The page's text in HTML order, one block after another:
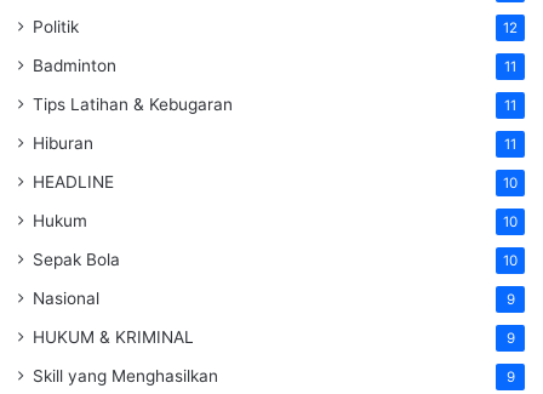
Politik 12
Badminton 11
Tips Latihan & Kebugaran 11
Hiburan 11
HEADLINE 10
Hukum 10
Sepak Bola 10
Nasional 9
HUKUM & KRIMINAL 9
Skill yang Menghasilkan 9